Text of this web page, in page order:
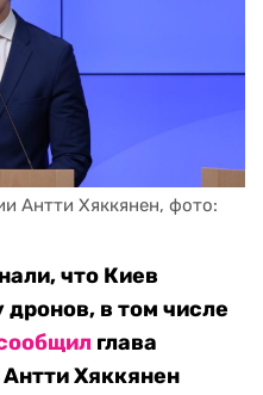
Антти Хяккянен, фото:
что Киев
дронов, в том числе
глава
Хяккянен